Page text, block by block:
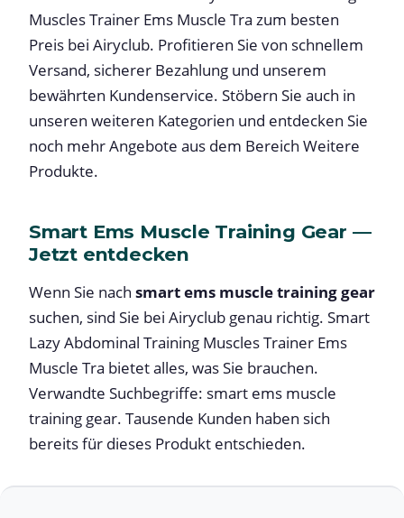
Muscles Trainer Ems Muscle Tra zum besten
Preis bei Airyclub. Profitieren Sie von schnellem
Versand, sicherer Bezahlung und unserem
bewährten Kundenservice. Stöbern Sie auch in
unseren weiteren Kategorien und entdecken Sie
noch mehr Angebote aus dem Bereich Weitere
Produkte.
Smart Ems Muscle Training Gear —
Jetzt entdecken
Wenn Sie nach smart ems muscle training gear
suchen, sind Sie bei Airyclub genau richtig. Smart
Lazy Abdominal Training Muscles Trainer Ems
Muscle Tra bietet alles, was Sie brauchen.
Verwandte Suchbegriffe: smart ems muscle
training gear. Tausende Kunden haben sich
bereits für dieses Produkt entschieden.